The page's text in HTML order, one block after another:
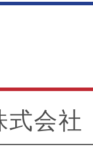
式会